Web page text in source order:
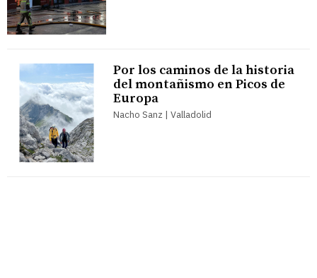
Por los caminos de la historia
del montañismo en Picos de
Europa
Nacho Sanz | Valladolid